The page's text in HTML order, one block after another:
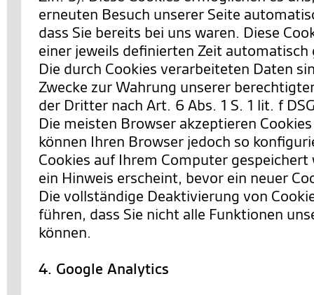
erneuten Besuch unserer Seite
dass Sie bereits bei uns waren. Diese
einer jeweils definierten Zeit automatisch
Die durch Cookies verarbeiteten Daten
Zwecke zur Wahrung unserer
der Dritter nach Art. 6 Abs. 1 S. 1 lit. f
Die meisten Browser akzeptieren
können Ihren Browser jedoch so
Cookies auf Ihrem Computer
ein Hinweis erscheint, bevor ein neuer
Die vollständige Deaktivierung von
führen, dass Sie nicht alle Funktionen
können.
4. Google Analytics